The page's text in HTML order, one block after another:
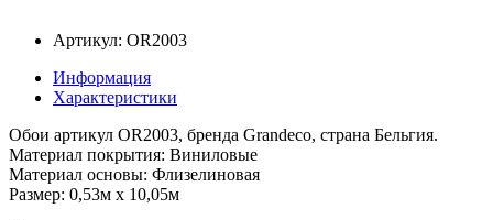
Артикул: OR2003
Информация
Характеристики
Обои артикул OR2003, бренда Grandeco, страна Бельгия.
Материал покрытия: Виниловые
Материал основы: Флизелиновая
Размер: 0,53м x 10,05м